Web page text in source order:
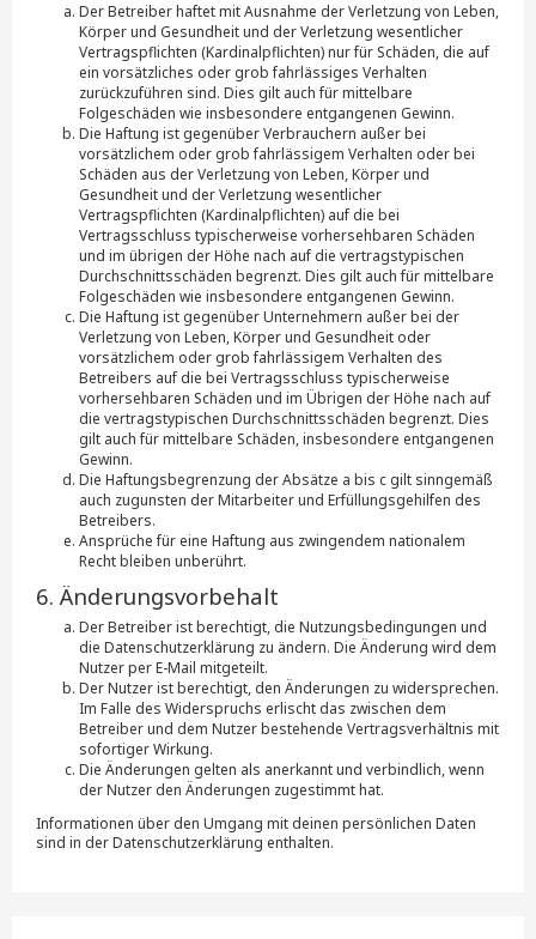
Der Betreiber haftet mit Ausnahme der Verletzung von Leben,
Körper und Gesundheit und der Verletzung wesentlicher
Vertragspflichten (Kardinalpflichten) nur für Schäden, die auf
ein vorsätzliches oder grob fahrlässiges Verhalten
zurückzuführen sind. Dies gilt auch für mittelbare
Folgeschäden wie insbesondere entgangenen Gewinn.
Die Haftung ist gegenüber Verbrauchern außer bei
vorsätzlichem oder grob fahrlässigem Verhalten oder bei
Schäden aus der Verletzung von Leben, Körper und
Gesundheit und der Verletzung wesentlicher
Vertragspflichten (Kardinalpflichten) auf die bei
Vertragsschluss typischerweise vorhersehbaren Schäden
und im übrigen der Höhe nach auf die vertragstypischen
Durchschnittsschäden begrenzt. Dies gilt auch für mittelbare
Folgeschäden wie insbesondere entgangenen Gewinn.
Die Haftung ist gegenüber Unternehmern außer bei der
Verletzung von Leben, Körper und Gesundheit oder
vorsätzlichem oder grob fahrlässigem Verhalten des
Betreibers auf die bei Vertragsschluss typischerweise
vorhersehbaren Schäden und im Übrigen der Höhe nach auf
die vertragstypischen Durchschnittsschäden begrenzt. Dies
gilt auch für mittelbare Schäden, insbesondere entgangenen
Gewinn.
Die Haftungsbegrenzung der Absätze a bis c gilt sinngemäß
auch zugunsten der Mitarbeiter und Erfüllungsgehilfen des
Betreibers.
Ansprüche für eine Haftung aus zwingendem nationalem
Recht bleiben unberührt.
6. Änderungsvorbehalt
Der Betreiber ist berechtigt, die Nutzungsbedingungen und
die Datenschutzerklärung zu ändern. Die Änderung wird dem
Nutzer per E-Mail mitgeteilt.
Der Nutzer ist berechtigt, den Änderungen zu widersprechen.
Im Falle des Widerspruchs erlischt das zwischen dem
Betreiber und dem Nutzer bestehende Vertragsverhältnis mit
sofortiger Wirkung.
Die Änderungen gelten als anerkannt und verbindlich, wenn
der Nutzer den Änderungen zugestimmt hat.
Informationen über den Umgang mit deinen persönlichen Daten
sind in der Datenschutzerklärung enthalten.